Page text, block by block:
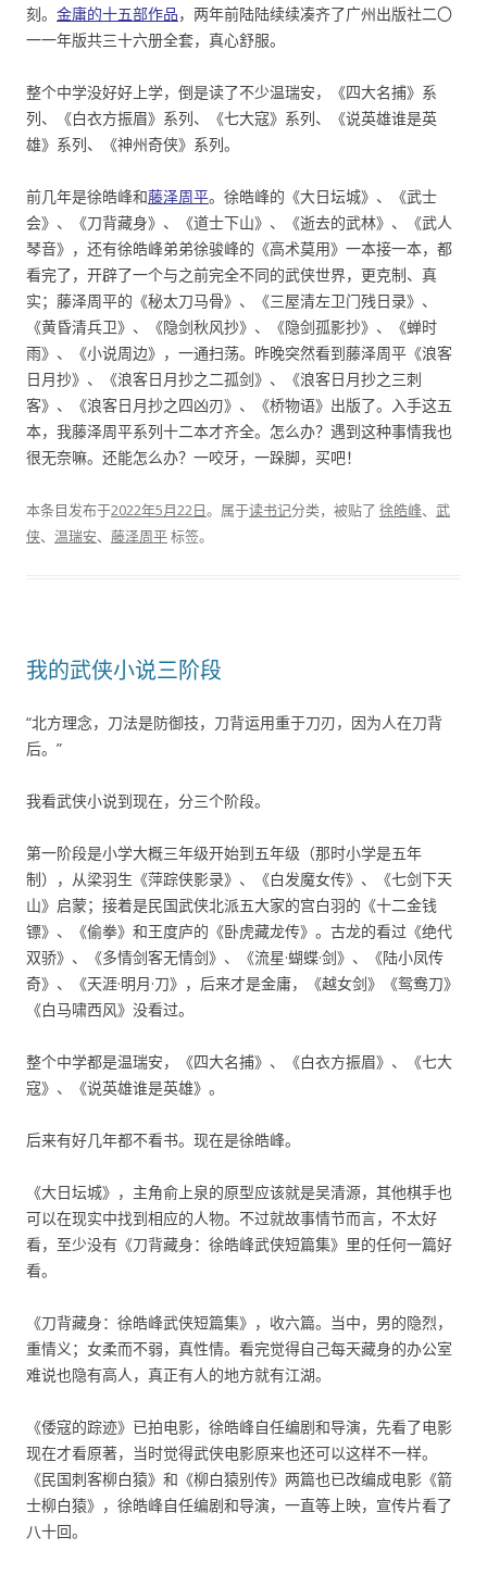
刻。 金庸的十五部作品，两年前陆陆续续凑齐了广州出版社二〇
一一年版共三十六册全套，真心舒服。
整个中学没好好上学，倒是读了不少温瑞安，《四大名捕》系
列、《白衣方振眉》系列、《七大寇》系列、《说英雄谁是英
雄》系列、《神州奇侠》系列。
前几年是徐皓峰和藤泽周平。徐皓峰的《大日坛城》、《武士
会》、《刀背藏身》、《道士下山》、《逝去的武林》、《武人
琴音》，还有徐皓峰弟弟徐骏峰的《高术莫用》一本接一本，都
看完了，开辟了一个与之前完全不同的武侠世界，更克制、真
实；藤泽周平的《秘太刀马骨》、《三屋清左卫门残日录》、
《黄昏清兵卫》、《隐剑秋风抄》、《隐剑孤影抄》、《蝉时
雨》、《小说周边》，一通扫荡。昨晚突然看到藤泽周平《浪客
日月抄》、《浪客日月抄之二孤剑》、《浪客日月抄之三刺
客》、《浪客日月抄之四凶刃》、《桥物语》出版了。入手这五
本，我藤泽周平系列十二本才齐全。怎么办？遇到这种事情我也
很无奈嘛。还能怎么办？一咬牙，一跺脚，买吧！
本条目发布于2022年5月22日。属于读书记分类，被贴了 徐皓峰、 武
侠、 温瑞安、 藤泽周平标签。
我的武侠小说三阶段
“北方理念，刀法是防御技，刀背运用重于刀刃，因为人在刀背
后。”
我看武侠小说到现在，分三个阶段。
第一阶段是小学大概三年级开始到五年级（那时小学是五年
制），从梁羽生《萍踪侠影录》、《白发魔女传》、《七剑下天
山》启蒙；接着是民国武侠北派五大家的宫白羽的《十二金钱
镖》、《偷拳》和王度庐的《卧虎藏龙传》。古龙的看过《绝代
双骄》、《多情剑客无情剑》、《流星·蝴蝶·剑》、《陆小凤传
奇》、《天涯·明月·刀》，后来才是金庸，《越女剑》《鸳鸯刀》
《白马啸西风》没看过。
整个中学都是温瑞安，《四大名捕》、《白衣方振眉》、《七大
寇》、《说英雄谁是英雄》。
后来有好几年都不看书。现在是徐皓峰。
《大日坛城》，主角俞上泉的原型应该就是吴清源，其他棋手也
可以在现实中找到相应的人物。不过就故事情节而言，不太好
看，至少没有《刀背藏身：徐皓峰武侠短篇集》里的任何一篇好
看。
《刀背藏身：徐皓峰武侠短篇集》，收六篇。当中，男的隐烈，
重情义；女柔而不弱，真性情。看完觉得自己每天藏身的办公室
难说也隐有高人，真正有人的地方就有江湖。
《倭寇的踪迹》已拍电影，徐皓峰自任编剧和导演，先看了电影
现在才看原著，当时觉得武侠电影原来也还可以这样不一样。
《民国刺客柳白猿》和《柳白猿别传》两篇也已改编成电影《箭
士柳白猿》，徐皓峰自任编剧和导演，一直等上映，宣传片看了
八十回。